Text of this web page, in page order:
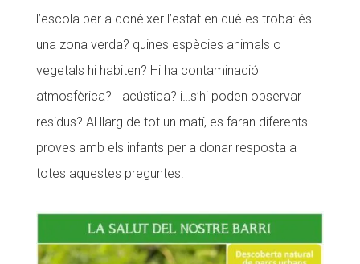
l’escola per a conèixer l’estat en què es troba: és
una zona verda? quines espècies animals o
vegetals hi habiten? Hi ha contaminació
atmosfèrica? I acústica? i…s’hi poden observar
residus? Al llarg de tot un matí, es faran diferents
proves amb els infants per a donar resposta a
totes aquestes preguntes.